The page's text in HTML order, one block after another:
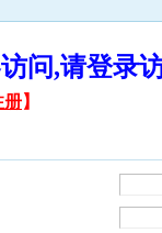
访问,请登
册】